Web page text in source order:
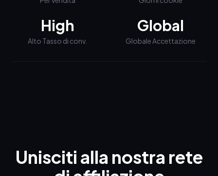
High
Alto Tasso di conv.
Global
Globale Accettazione
Unisciti alla nostra rete